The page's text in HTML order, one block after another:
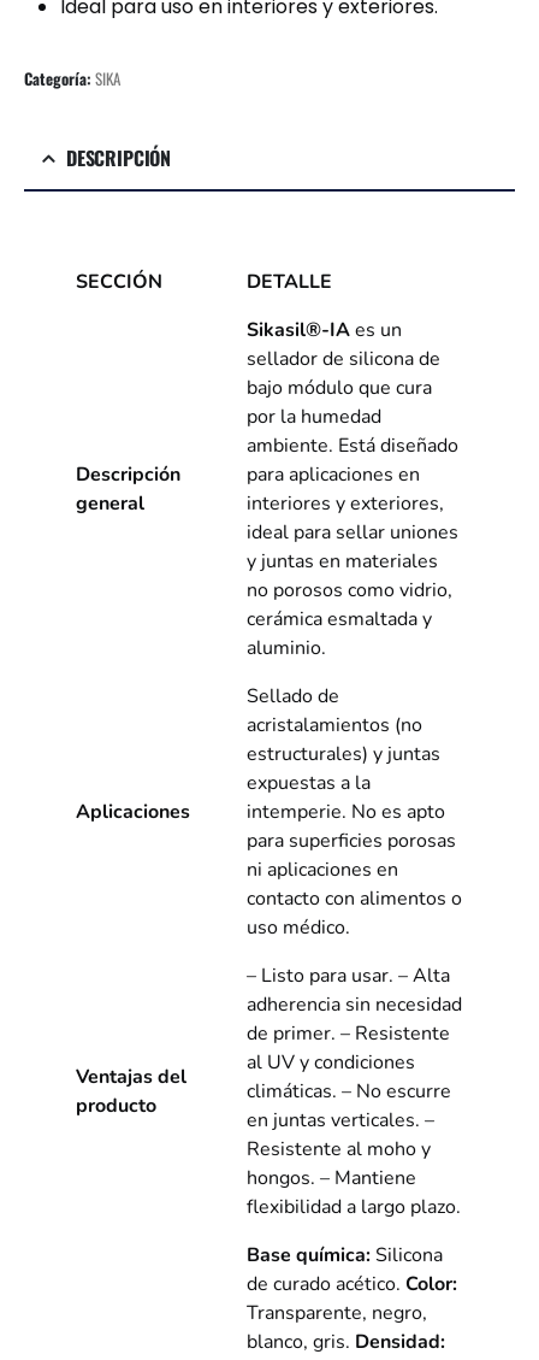
Ideal para uso en interiores y exteriores.
Categoría:SIKA
DESCRIPCIÓN
SECCIÓN DETALLE
Descripción
general
Sikasil®-IAes un
sellador de silicona de
bajo módulo que cura
por la humedad
ambiente. Está diseñado
para aplicaciones en
interiores y exteriores,
ideal para sellar uniones
y juntas en materiales
no porosos como vidrio,
cerámica esmaltada y
aluminio.
Aplicaciones
Sellado de
acristalamientos (no
estructurales) y juntas
expuestas a la
intemperie. No es apto
para superficies porosas
ni aplicaciones en
contacto con alimentos o
uso médico.
Ventajas del
producto
– Listo para usar. – Alta
adherencia sin necesidad
de primer. – Resistente
al UV y condiciones
climáticas. – No escurre
en juntas verticales. –
Resistente al moho y
hongos. – Mantiene
flexibilidad a largo plazo.
Base química:Silicona
de curado acético. Color:
Transparente, negro,
blanco, gris. Densidad: